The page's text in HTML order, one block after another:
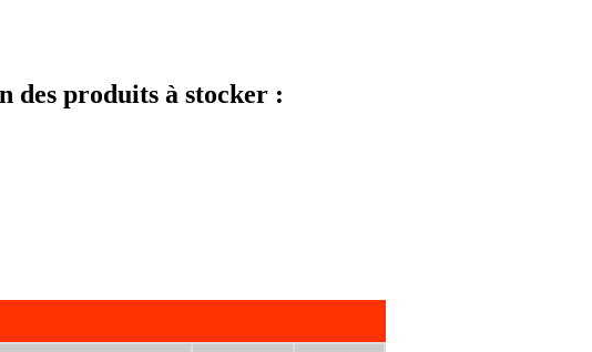
des produits à stocker :